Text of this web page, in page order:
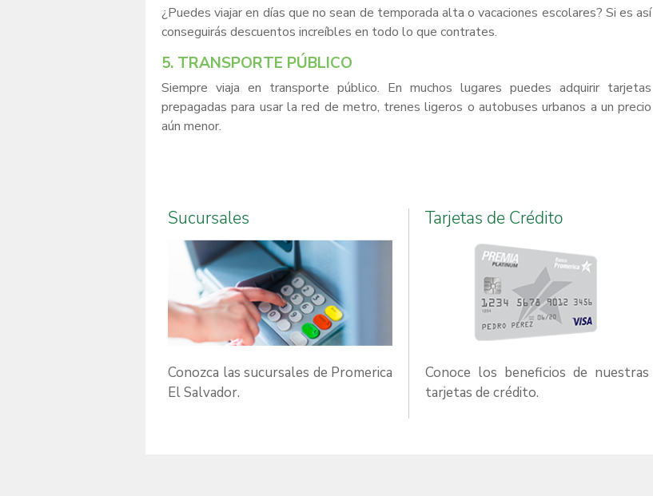
¿Puedes viajar en días que no sean de temporada alta o vacaciones escolares? Si es así
conseguirás descuentos increíbles en todo lo que contrates.
5. TRANSPORTE PÚBLICO
Siempre viaja en transporte público. En muchos lugares puedes adquirir tarjetas
prepagadas para usar la red de metro, trenes ligeros o autobuses urbanos a un precio
aún menor.
Sucursales
Conozca las sucursales de Promerica
El Salvador.
Tarjetas de Crédito
Conoce los beneficios de nuestras
tarjetas de crédito.